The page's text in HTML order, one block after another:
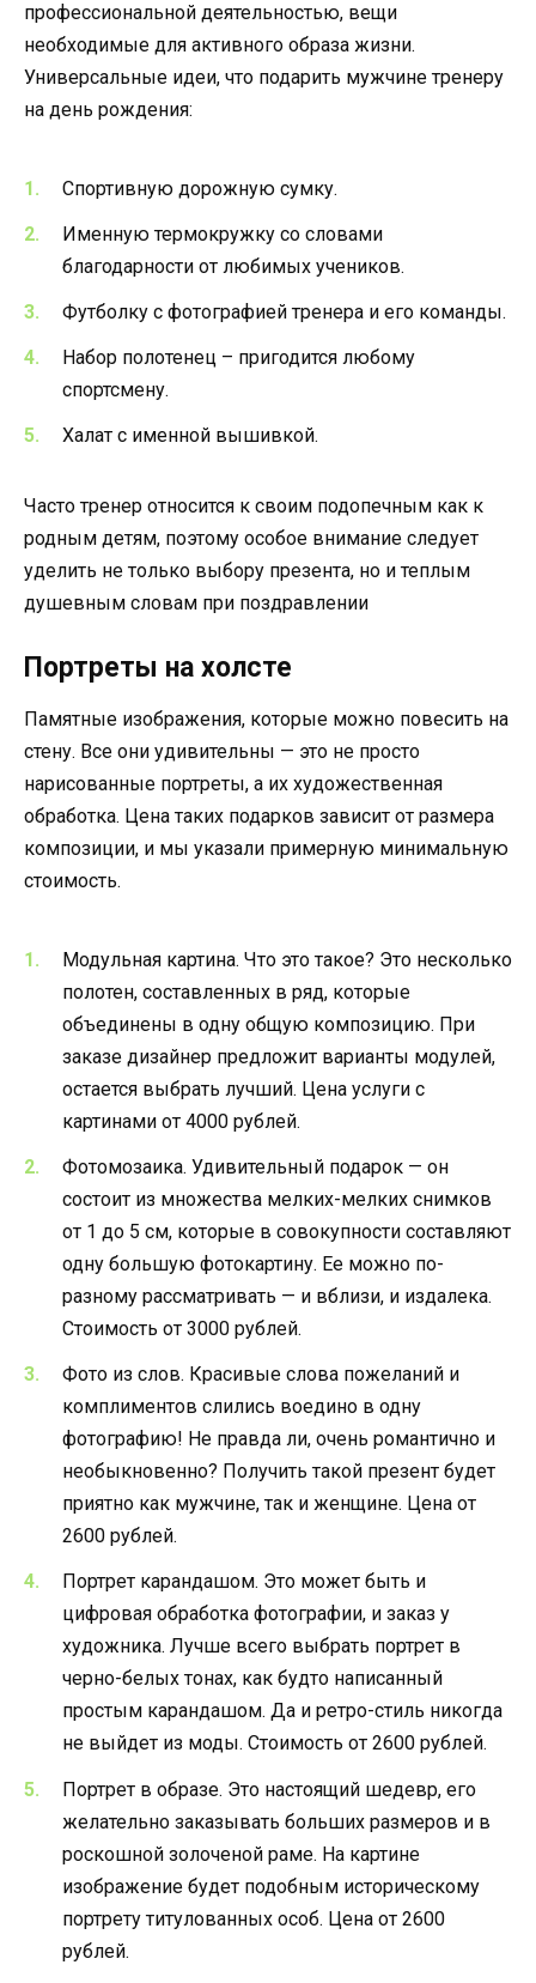
профессиональной деятельностью, вещи
необходимые для активного образа жизни.
Универсальные идеи, что подарить мужчине тренеру
на день рождения:
Спортивную дорожную сумку.
Именную термокружку со словами
благодарности от любимых учеников.
Футболку с фотографией тренера и его команды.
Набор полотенец – пригодится любому
спортсмену.
Халат с именной вышивкой.
Часто тренер относится к своим подопечным как к
родным детям, поэтому особое внимание следует
уделить не только выбору презента, но и теплым
душевным словам при поздравлении
Портреты на холсте
Памятные изображения, которые можно повесить на
стену. Все они удивительны — это не просто
нарисованные портреты, а их художественная
обработка. Цена таких подарков зависит от размера
композиции, и мы указали примерную минимальную
стоимость.
Модульная картина. Что это такое? Это несколько
полотен, составленных в ряд, которые
объединены в одну общую композицию. При
заказе дизайнер предложит варианты модулей,
остается выбрать лучший. Цена услуги с
картинами от 4000 рублей.
Фотомозаика. Удивительный подарок — он
состоит из множества мелких-мелких снимков
от 1 до 5 см, которые в совокупности составляют
одну большую фотокартину. Ее можно по-
разному рассматривать — и вблизи, и издалека.
Стоимость от 3000 рублей.
Фото из слов. Красивые слова пожеланий и
комплиментов слились воедино в одну
фотографию! Не правда ли, очень романтично и
необыкновенно? Получить такой презент будет
приятно как мужчине, так и женщине. Цена от
2600 рублей.
Портрет карандашом. Это может быть и
цифровая обработка фотографии, и заказ у
художника. Лучше всего выбрать портрет в
черно-белых тонах, как будто написанный
простым карандашом. Да и ретро-стиль никогда
не выйдет из моды. Стоимость от 2600 рублей.
Портрет в образе. Это настоящий шедевр, его
желательно заказывать больших размеров и в
роскошной золоченой раме. На картине
изображение будет подобным историческому
портрету титулованных особ. Цена от 2600
рублей.